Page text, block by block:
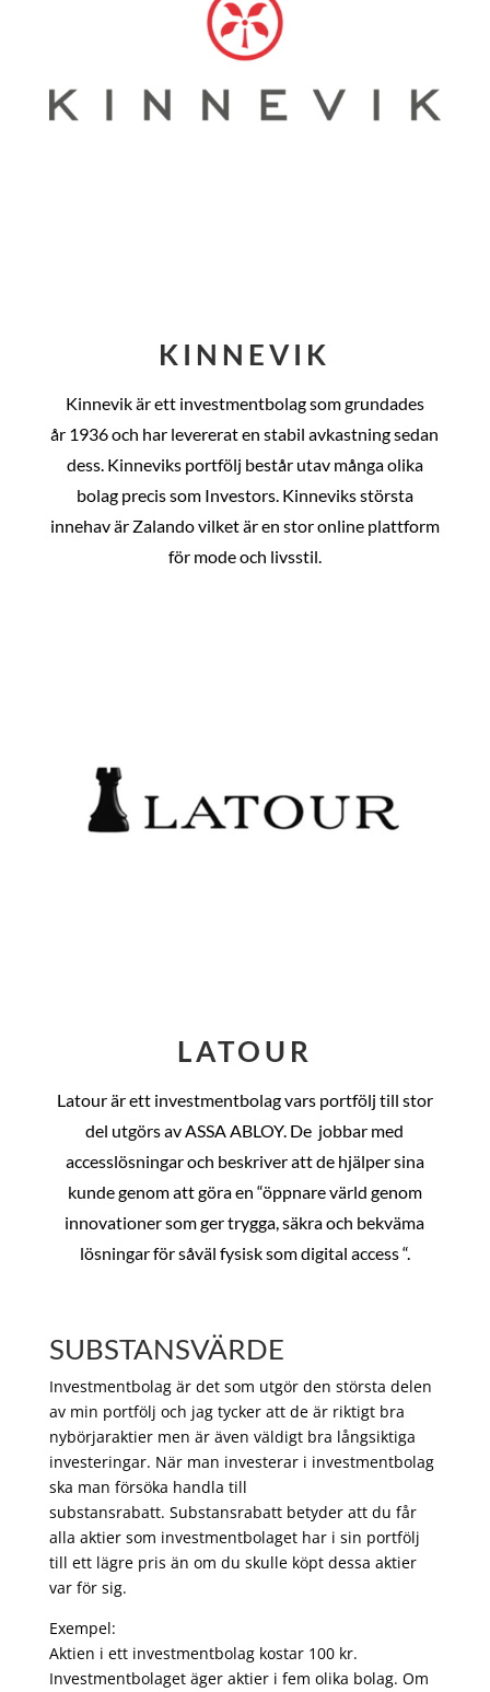
KINNEVIK
Kinnevik är ett investmentbolag som grundades
år 1936 och har levererat en stabil avkastning sedan
dess. Kinneviks portfölj består utav många olika
bolag precis som Investors. Kinneviks största
innehav är Zalando vilket är en stor online plattform
för mode och livsstil.
LATOUR
Latour är ett investmentbolag vars portfölj till stor
del utgörs av ASSA ABLOY. De jobbar med
accesslösningar och beskriver att de hjälper sina
kunde genom att göra en “öppnare värld genom
innovationer som ger trygga, säkra och bekväma
lösningar för såväl fysisk som digital access “.
SUBSTANSVÄRDE
Investmentbolag är det som utgör den största delen
av min portfölj och jag tycker att de är riktigt bra
nybörjaraktier men är även väldigt bra långsiktiga
investeringar. När man investerar i investmentbolag
ska man försöka handla till
substansrabatt. Substansrabatt betyder att du får
alla aktier som investmentbolaget har i sin portfölj
till ett lägre pris än om du skulle köpt dessa aktier
var för sig.
Exempel:
Aktien i ett investmentbolag kostar 100 kr.
Investmentbolaget äger aktier i fem olika bolag. Om